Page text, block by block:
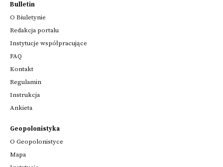
Bulletin
O Biuletynie
Redakcja portalu
Instytucje współpracujące
FAQ
Kontakt
Regulamin
Instrukcja
Ankieta
Geopolonistyka
O Geopolonistyce
Mapa